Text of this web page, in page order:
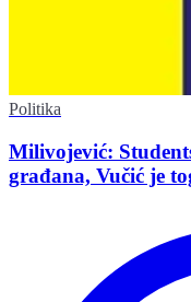
Politika
Milivojević:
građana, Vučić je